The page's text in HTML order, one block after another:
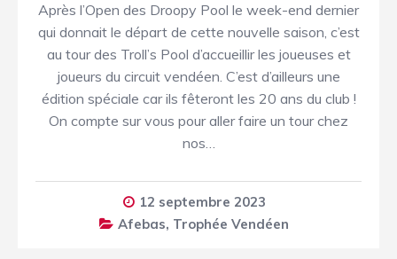
Après l’Open des Droopy Pool le week-end dernier
qui donnait le départ de cette nouvelle saison, c’est
au tour des Troll’s Pool d’accueillir les joueuses et
joueurs du circuit vendéen. C’est d’ailleurs une
édition spéciale car ils fêteront les 20 ans du club !
On compte sur vous pour aller faire un tour chez
nos…
12 septembre 2023
Afebas, Trophée Vendéen